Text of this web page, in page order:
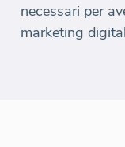
necessari per
marketing